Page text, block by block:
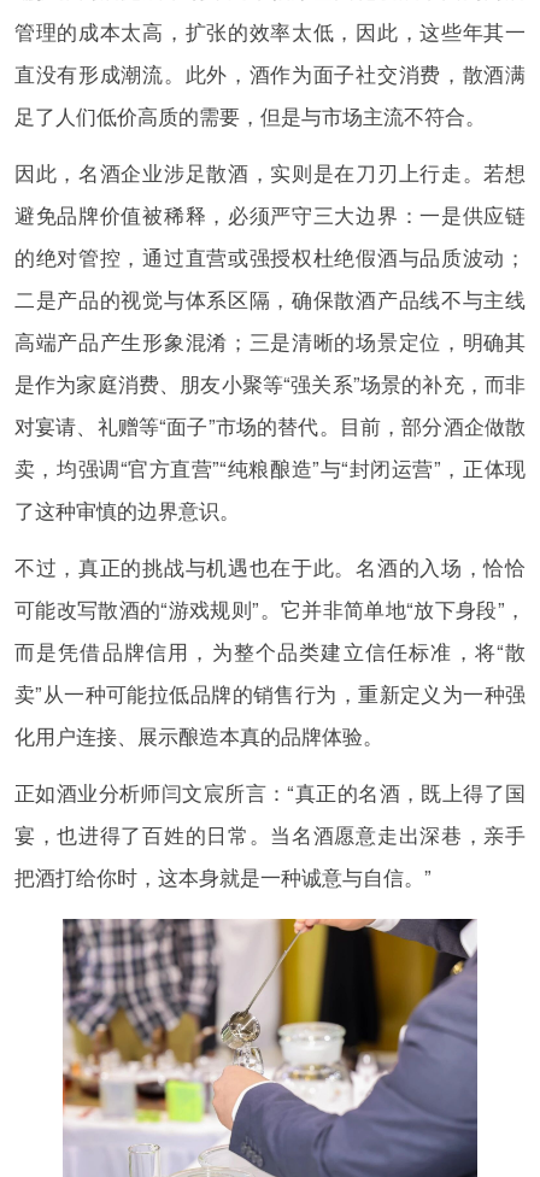
管理的成本太高，扩张的效率太低，因此，这些年其一
直没有形成潮流。此外，酒作为面子社交消费，散酒满
足了人们低价高质的需要，但是与市场主流不符合。
因此，名酒企业涉足散酒，实则是在刀刃上行走。若想
避免品牌价值被稀释，必须严守三大边界：一是供应链
的绝对管控，通过直营或强授权杜绝假酒与品质波动；
二是产品的视觉与体系区隔，确保散酒产品线不与主线
高端产品产生形象混淆；三是清晰的场景定位，明确其
是作为家庭消费、朋友小聚等“强关系”场景的补充，而非
对宴请、礼赠等“面子”市场的替代。目前，部分酒企做散
卖，均强调“官方直营”“纯粮酿造”与“封闭运营”，正体现
了这种审慎的边界意识。
不过，真正的挑战与机遇也在于此。名酒的入场，恰恰
可能改写散酒的“游戏规则”。它并非简单地“放下身段”，
而是凭借品牌信用，为整个品类建立信任标准，将“散
卖”从一种可能拉低品牌的销售行为，重新定义为一种强
化用户连接、展示酿造本真的品牌体验。
正如酒业分析师闫文宸所言：“真正的名酒，既上得了国
宴，也进得了百姓的日常。当名酒愿意走出深巷，亲手
把酒打给你时，这本身就是一种诚意与自信。”